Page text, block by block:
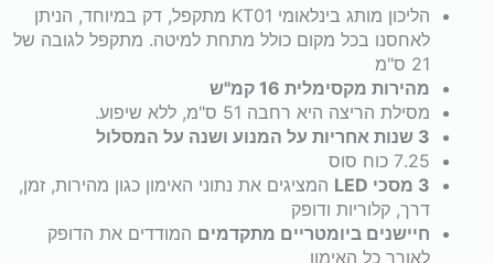
(גרמניה)
מתקפל
לאחסון
מתחת
למיטה
הליכון מותג בינלאומי KT01 מתקפל, דק במיוחד, הניתן
לאחסנו בכל מקום כולל מתחת למיטה. מתקפל לגובה של
21 ס"מ
מהירות מקסימלית 16 קמ"ש
מסילת הריצה היא רחבה 51 ס"מ, ללא שיפוע.
3 שנות אחריות על המנוע ושנה על המסלול
7.25 כוח סוס
3 מסכי LED
המציגים את נתוני האימון כגון מהירות, זמן,
דרך, קלוריות ודופק
חיישנים ביומטריים מתקדמים המודדים את הדופק
לאורך כל האימון